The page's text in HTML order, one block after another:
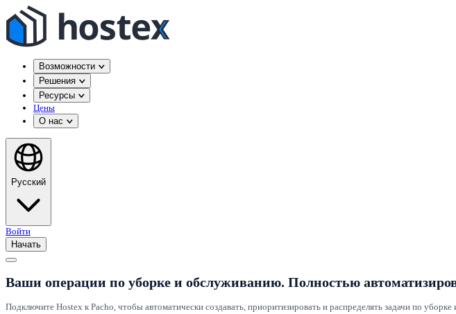
Возможности
Решения
Ресурсы
Цены
О нас
Русский
Войти
Начать
Ваши операции по уборке и обслуживанию. Полностью
Подключите Hostex к Pacho, чтобы автоматически создавать, приоритизировать и распределять задачи по